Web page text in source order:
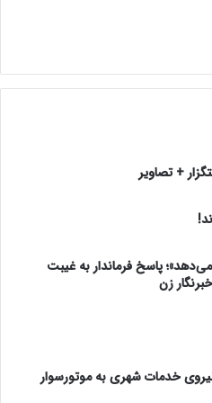
+ تصاویر
پاسخ فرماندار به غیبت
زن
خدمات شهری به موتورسوار